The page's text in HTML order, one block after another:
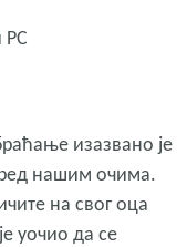
РС
изазвано је
нашим очима.
на свог оца
уочио да се